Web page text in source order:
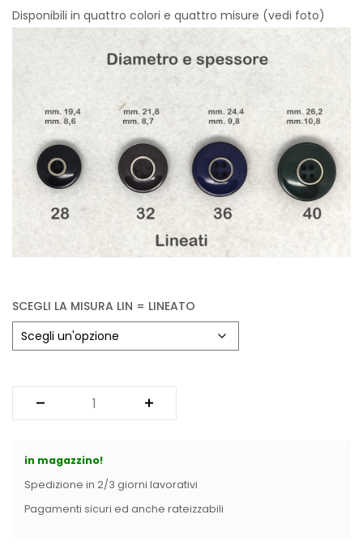
Disponibili in quattro colori e quattro misure (vedi foto)
SCEGLI LA MISURA LIN = LINEATO
in magazzino!
Spedizione in 2/3 giorni lavorativi
Pagamenti sicuri ed anche rateizzabili